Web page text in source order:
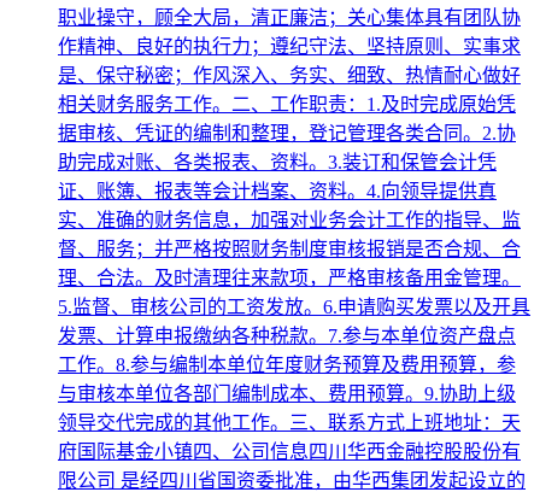
职业操守，顾全大局，清正廉洁；关心集体具有团队协
作精神、良好的执行力；遵纪守法、坚持原则、实事求
是、保守秘密；作风深入、务实、细致、热情耐心做好
相关财务服务工作。二、工作职责：1.及时完成原始凭
据审核、凭证的编制和整理，登记管理各类合同。2.协
助完成对账、各类报表、资料。3.装订和保管会计凭
证、账簿、报表等会计档案、资料。4.向领导提供真
实、准确的财务信息，加强对业务会计工作的指导、监
督、服务；并严格按照财务制度审核报销是否合规、合
理、合法。及时清理往来款项，严格审核备用金管理。
5.监督、审核公司的工资发放。6.申请购买发票以及开具
发票、计算申报缴纳各种税款。7.参与本单位资产盘点
工作。8.参与编制本单位年度财务预算及费用预算，参
与审核本单位各部门编制成本、费用预算。9.协助上级
领导交代完成的其他工作。三、联系方式上班地址：天
府国际基金小镇四、公司信息四川华西金融控股股份有
限公司 是经四川省国资委批准，由华西集团发起设立的